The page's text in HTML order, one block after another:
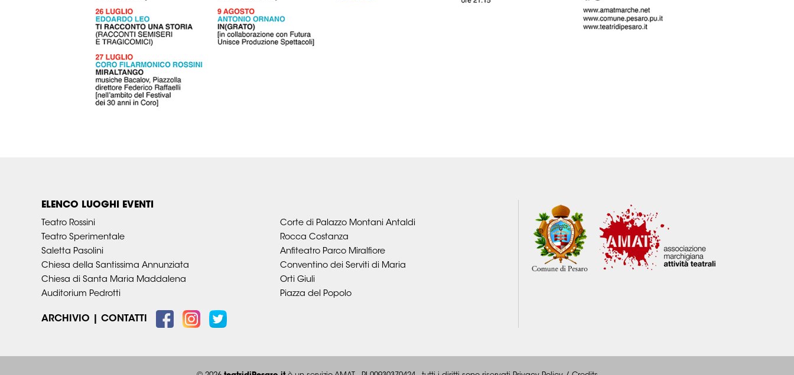
ELENCO LUOGHI EVENTI
Teatro Rossini
Teatro Sperimentale
Saletta Pasolini
Chiesa della Santissima Annunziata
Chiesa di Santa Maria Maddalena
Auditorium Pedrotti
Corte di Palazzo Montani Antaldi
Rocca Costanza
Anfiteatro Parco Miralfiore
Conventino dei Serviti di Maria
Orti Giuli
Piazza del Popolo
ARCHIVIO CONTATTI